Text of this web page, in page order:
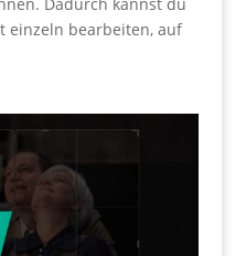
einzeln bearbeiten, auf